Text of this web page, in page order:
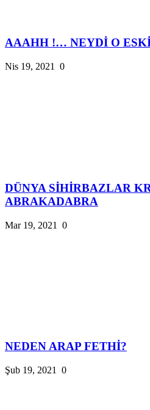
AAAHH !… NEYDİ O
Nis 19, 2021 0
DÜNYA SİHİRBAZLAR
ABRAKADABRA
Mar 19, 2021 0
NEDEN ARAP FETHİ?
Şub 19, 2021 0